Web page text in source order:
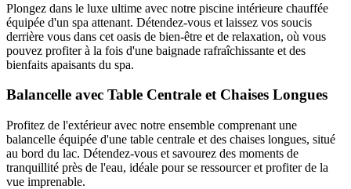
Plongez dans le luxe ultime avec notre piscine intérieure chauffée
équipée d'un spa attenant. Détendez-vous et laissez vos soucis
derrière vous dans cet oasis de bien-être et de relaxation, où vous
pouvez profiter à la fois d'une baignade rafraîchissante et des
bienfaits apaisants du spa.
Balancelle avec Table Centrale et Chaises Longues
Profitez de l'extérieur avec notre ensemble comprenant une
balancelle équipée d'une table centrale et des chaises longues, situé
au bord du lac. Détendez-vous et savourez des moments de
tranquillité près de l'eau, idéale pour se ressourcer et profiter de la
vue imprenable.